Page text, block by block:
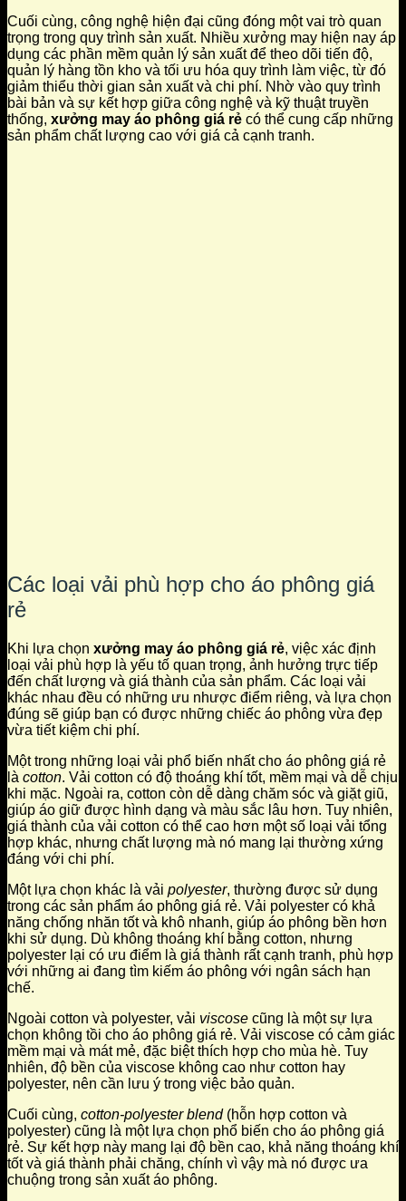
Cuối cùng, công nghệ hiện đại cũng đóng một vai trò quan
trọng trong quy trình sản xuất. Nhiều xưởng may hiện nay áp
dụng các phần mềm quản lý sản xuất để theo dõi tiến độ,
quản lý hàng tồn kho và tối ưu hóa quy trình làm việc, từ đó
giảm thiểu thời gian sản xuất và chi phí. Nhờ vào quy trình
bài bản và sự kết hợp giữa công nghệ và kỹ thuật truyền
thống, xưởng may áo phông giá rẻ có thể cung cấp những
sản phẩm chất lượng cao với giá cả cạnh tranh.
Các loại vải phù hợp cho áo phông giá
rẻ
Khi lựa chọn xưởng may áo phông giá rẻ, việc xác định
loại vải phù hợp là yếu tố quan trọng, ảnh hưởng trực tiếp
đến chất lượng và giá thành của sản phẩm. Các loại vải
khác nhau đều có những ưu nhược điểm riêng, và lựa chọn
đúng sẽ giúp bạn có được những chiếc áo phông vừa đẹp
vừa tiết kiệm chi phí.
Một trong những loại vải phổ biến nhất cho áo phông giá rẻ
là cotton. Vải cotton có độ thoáng khí tốt, mềm mại và dễ chịu
khi mặc. Ngoài ra, cotton còn dễ dàng chăm sóc và giặt giũ,
giúp áo giữ được hình dạng và màu sắc lâu hơn. Tuy nhiên,
giá thành của vải cotton có thể cao hơn một số loại vải tổng
hợp khác, nhưng chất lượng mà nó mang lại thường xứng
đáng với chi phí.
Một lựa chọn khác là vải polyester, thường được sử dụng
trong các sản phẩm áo phông giá rẻ. Vải polyester có khả
năng chống nhăn tốt và khô nhanh, giúp áo phông bền hơn
khi sử dụng. Dù không thoáng khí bằng cotton, nhưng
polyester lại có ưu điểm là giá thành rất cạnh tranh, phù hợp
với những ai đang tìm kiếm áo phông với ngân sách hạn
chế.
Ngoài cotton và polyester, vải viscose cũng là một sự lựa
chọn không tồi cho áo phông giá rẻ. Vải viscose có cảm giác
mềm mại và mát mẻ, đặc biệt thích hợp cho mùa hè. Tuy
nhiên, độ bền của viscose không cao như cotton hay
polyester, nên cần lưu ý trong việc bảo quản.
Cuối cùng, cotton-polyester blend(hỗn hợp cotton và
polyester) cũng là một lựa chọn phổ biến cho áo phông giá
rẻ. Sự kết hợp này mang lại độ bền cao, khả năng thoáng khí
tốt và giá thành phải chăng, chính vì vậy mà nó được ưa
chuộng trong sản xuất áo phông.